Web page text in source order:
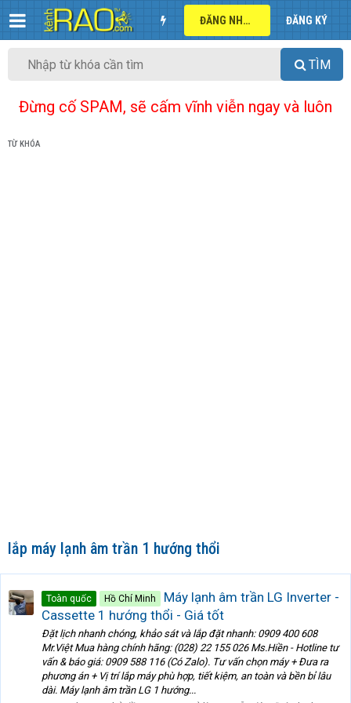
ĐĂNG NHẬP ĐĂNG KÝ
TÌM
Đừng cố SPAM, sẽ cấm vĩnh viễn ngay và luôn
TỪ KHÓA
lắp máy lạnh âm trần 1 hướng thổi
Toàn quốc Hồ Chí Minh
Máy lạnh âm trần LG Inverter -
Cassette 1 hướng thổi - Giá tốt
Đặt lịch nhanh chóng, khảo sát và lắp đặt nhanh: 0909 400 608
Mr.Việt Mua hàng chính hãng: (028) 22 155 026 Ms.Hiền - Hotline tư
vấn & báo giá: 0909 588 116 (Có Zalo). Tư vấn chọn máy + Đưa ra
phương án + Vị trí lắp máy phù hợp, tiết kiệm, an toàn và bền bỉ lâu
dài. Máy lạnh âm trần LG 1 hướng...